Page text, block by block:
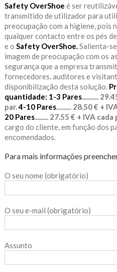
Safety OverShoe é ser
transmitido de utilizador para
preocupação com a higiene, pois
qualquer contacto entre os pés
e o Safety OverShoe. Salienta-
imagem de preocupação com os
segurança que a empresa
fornecedores, auditores e
disponibilização desta solução.
quantidade: 1-3 Pares...........
par. 4-10 Pares.......... 28.50 € +
20 Pares......... 27.55 € + IVA cada
cargo do cliente, em função dos
encomendados.
Para mais informações
O seu nome (obrigatório)
O seu e-mail (obrigatório)
Assunto